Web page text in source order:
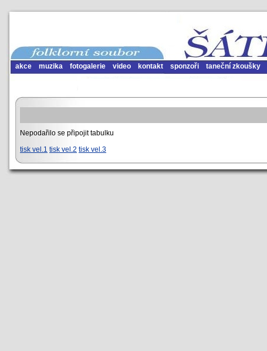
akce muzika fotogalerie video kontakt sponzoři taneční zkoušky
Nepodařilo se připojit tabulku
tisk vel.1 tisk vel.2 tisk vel.3